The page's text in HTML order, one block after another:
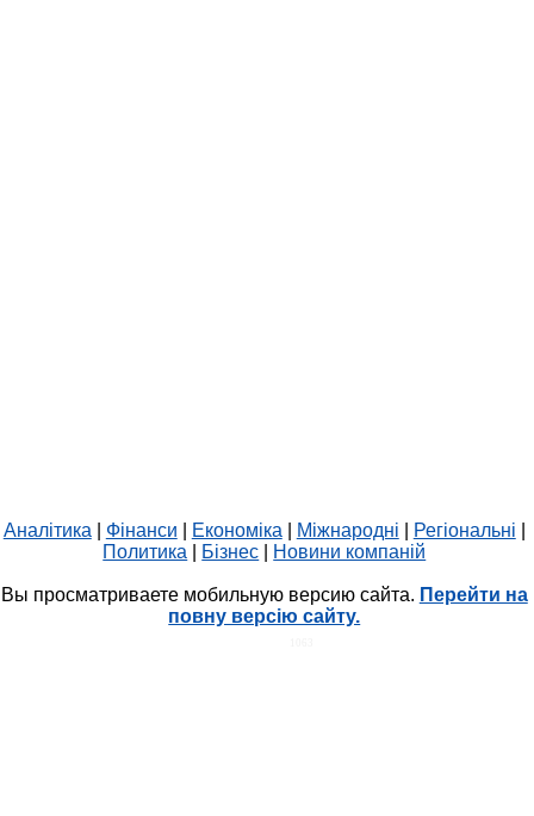
Аналітика Фінанси Економіка Міжнародні Регіональні
Политика
Бізнес Новини компаній
Вы просматриваете мобильную версию сайта. Перейти на
повну версію сайту.